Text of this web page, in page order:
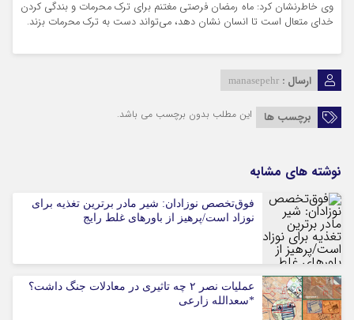
وی خاطرنشان کرد: ماه رمضان فرصتی مغتنم برای ترک محرمات و بندگی کردن
خدای متعال است تا انسان نشان دهد، می‌تواند دست به ترک محرمات بزند.
ارسال : manasepehr
برچسب ها این مطلب بدون برچسب می باشد.
نوشته های مشابه
فوق‌تخصص نوزادان: شیر مادر برترین تغذیه برای
نوزاد است/پرهیز از باورهای غلط رایج
عملیات نصر ۲ چه تاثیری در معادلات جنگ داشت؟
*سعدالله زارعی